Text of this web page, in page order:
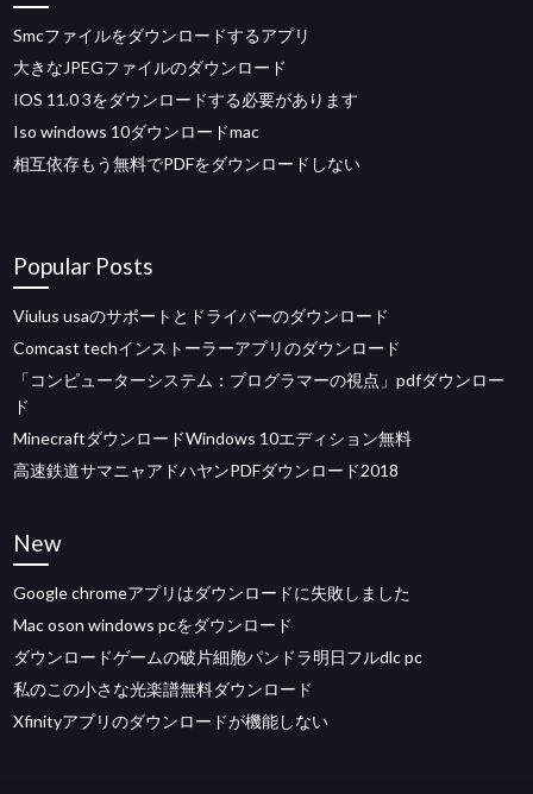
Smcファイルをダウンロードするアプリ
大きなJPEGファイルのダウンロード
IOS 11.0 3をダウンロードする必要があります
Iso windows 10ダウンロードmac
相互依存もう無料でPDFをダウンロードしない
Popular Posts
Viulus usaのサポートとドライバーのダウンロード
Comcast techインストーラーアプリのダウンロード
「コンピューターシステム：プログラマーの視点」pdfダウンロー
ド
MinecraftダウンロードWindows 10エディション無料
高速鉄道サマニャアドハヤンPDFダウンロード2018
New
Google chromeアプリはダウンロードに失敗しました
Mac oson windows pcをダウンロード
ダウンロードゲームの破片細胞パンドラ明日フルdlc pc
私のこの小さな光楽譜無料ダウンロード
Xfinityアプリのダウンロードが機能しない